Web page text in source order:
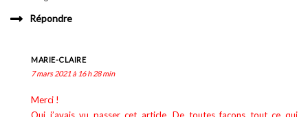
Répondre
MARIE-CLAIRE
7 mars 2021 à 16 h 28 min
Merci !
Oui j’avais vu passer cet article. De toutes façons tout ce qui